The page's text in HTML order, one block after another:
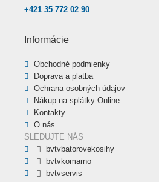
+421 35 772 02 90
Informácie
Obchodné podmienky
Doprava a platba
Ochrana osobných údajov
Nákup na splátky Online
Kontakty
O nás
SLEDUJTE NÁS
bvtvbatorovekosihy
bvtvkomarno
bvtvservis